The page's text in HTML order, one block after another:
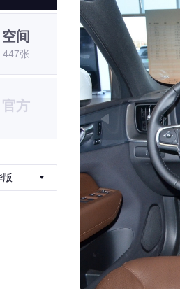
空间
447张
官方
版